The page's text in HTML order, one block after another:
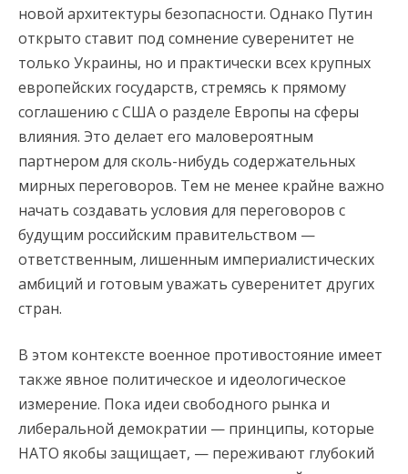
новой архитектуры безопасности. Однако Путин
открыто ставит под сомнение суверенитет не
только Украины, но и практически всех крупных
европейских государств, стремясь к прямому
соглашению с США о разделе Европы на сферы
влияния. Это делает его маловероятным
партнером для сколь-нибудь содержательных
мирных переговоров. Тем не менее крайне важно
начать создавать условия для переговоров с
будущим российским правительством —
ответственным, лишенным империалистических
амбиций и готовым уважать суверенитет других
стран.
В этом контексте военное противостояние имеет
также явное политическое и идеологическое
измерение. Пока идеи свободного рынка и
либеральной демократии — принципы, которые
НАТО якобы защищает, — переживают глубокий